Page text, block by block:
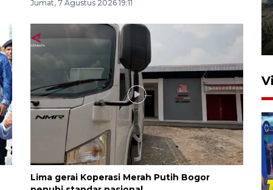
Jumat, 7 Agustus 2026 19:11
Lima gerai Koperasi Merah Putih Bogor
Penyusutan debit air Sungai
Batang Tembesi di Jambi
3 Agustus 2026 10:57